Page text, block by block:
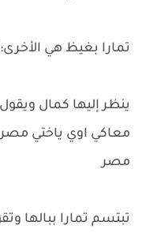
تمارا بغيظ هي
ينظر إليها كمال
معاكي اوي ياختي
مصر
تبتسم تمارا ببالها